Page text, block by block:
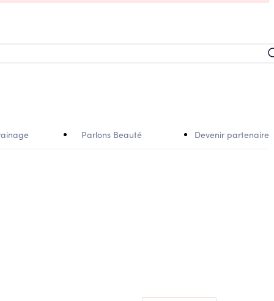
Parlons Beauté Devenir partenaire